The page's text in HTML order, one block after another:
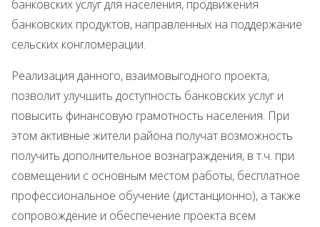
банковских услуг для населения, продвижения
банковских продуктов, направленных на поддержание
сельских конгломерации.
Реализация данного, взаимовыгодного проекта,
позволит улучшить доступность банковских услуг и
повысить финансовую грамотность населения. При
этом активные жители района получат возможность
получить дополнительное вознаграждения, в т.ч. при
совмещении с основным местом работы, бесплатное
профессиональное обучение (дистанционно), а также
сопровождение и обеспечение проекта всем